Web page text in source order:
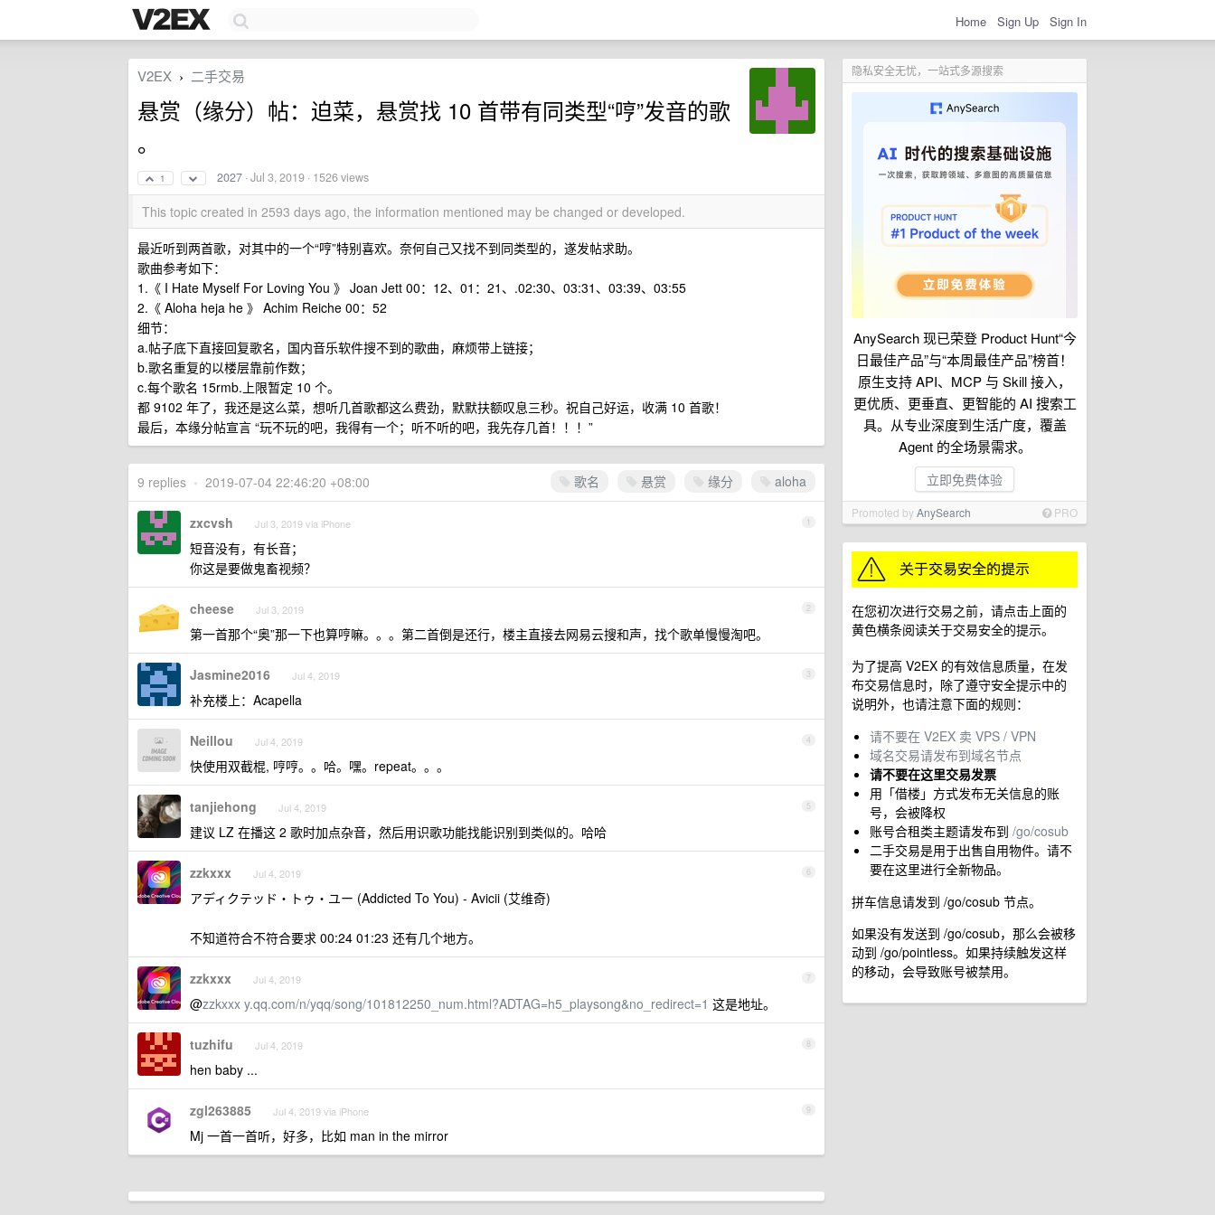
Home Sign Up Sign In
隐私安全无忧，一站式多源搜索
AnySearch 现已荣登 Product Hunt“今
日最佳产品”与“本周最佳产品”榜首！
原生支持 API、MCP 与 Skill 接入，
更优质、更垂直、更智能的 AI 搜索工
具。从专业深度到生活广度，覆盖
Agent 的全场景需求。
立即免费体验
Promoted byAnySearch PRO
在您初次进行交易之前，请点击上面的
黄色横条阅读关于交易安全的提示。
为了提高 V2EX 的有效信息质量，在发
布交易信息时，除了遵守安全提示中的
说明外，也请注意下面的规则：
请不要在 V2EX 卖 VPS / VPN
域名交易请发布到域名节点
请不要在这里交易发票
用「借楼」方式发布无关信息的账
号，会被降权
账号合租类主题请发布到 /go/cosub
二手交易是用于出售自用物件。请不
要在这里进行全新物品。
拼车信息请发到 /go/cosub 节点。
如果没有发送到 /go/cosub，那么会被移
动到 /go/pointless。如果持续触发这样
的移动，会导致账号被禁用。
V2EX › 二手交易
悬赏（缘分）帖：迫菜，悬赏找 10 首带有同类型“哼”发音的歌
。
1 2027 ·Jul 3, 2019 · 1526 views
This topic created in 2593 days ago, the information mentioned may be changed or developed.
最近听到两首歌，对其中的一个“哼”特别喜欢。奈何自己又找不到同类型的，遂发帖求助。
歌曲参考如下：
1.《 I Hate Myself For Loving You 》 Joan Jett 00：12、01：21、.02:30、03:31、03:39、03:55
2.《 Aloha heja he 》 Achim Reiche 00：52
细节：
a.帖子底下直接回复歌名，国内音乐软件搜不到的歌曲，麻烦带上链接；
b.歌名重复的以楼层靠前作数；
c.每个歌名 15rmb.上限暂定 10 个。
都 9102 年了，我还是这么菜，想听几首歌都这么费劲，默默扶额叹息三秒。祝自己好运，收满 10 首歌！
最后，本缘分帖宣言 “玩不玩的吧，我得有一个；听不听的吧，我先存几首！！！”
歌名 悬赏 缘分 aloha
9 replies • 2019-07-04 22:46:20 +08:00
1
zxcvsh Jul 3, 2019 via iPhone
短音没有，有长音；
你这是要做鬼畜视频？
2
cheese Jul 3, 2019
第一首那个“奥”那一下也算哼嘛。。。第二首倒是还行，楼主直接去网易云搜和声，找个歌单慢慢淘吧。
3
Jasmine2016 Jul 4, 2019
补充楼上：Acapella
4
Neillou Jul 4, 2019
快使用双截棍, 哼哼。。哈。嘿。repeat。。。
5
tanjiehong Jul 4, 2019
建议 LZ 在播这 2 歌时加点杂音，然后用识歌功能找能识别到类似的。哈哈
6
zzkxxx Jul 4, 2019
アディクテッド・トゥ・ユー (Addicted To You) - Avicii (艾维奇)
不知道符合不符合要求 00:24 01:23 还有几个地方。
7
zzkxxx Jul 4, 2019
@zzkxxx y.qq.com/n/yqq/song/101812250_num.html?ADTAG=h5_playsong&no_redirect=1 这是地址。
8
tuzhifu Jul 4, 2019
hen baby ...
9
zgl263885 Jul 4, 2019 via iPhone
Mj 一首一首听，好多，比如 man in the mirror